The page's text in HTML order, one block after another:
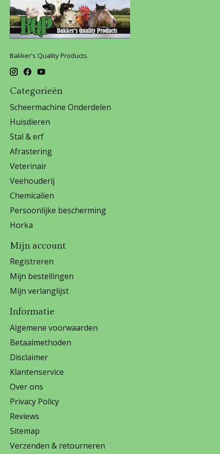
Bakker's Quality Products.
Categorieën
Scheermachine Onderdelen
Huisdieren
Stal & erf
Afrastering
Veterinair
Veehouderij
Chemicalien
Persoonlijke bescherming
Horka
Mijn account
Registreren
Mijn bestellingen
Mijn verlanglijst
Informatie
Algemene voorwaarden
Betaalmethoden
Disclaimer
Klantenservice
Over ons
Privacy Policy
Reviews
Sitemap
Verzenden & retourneren